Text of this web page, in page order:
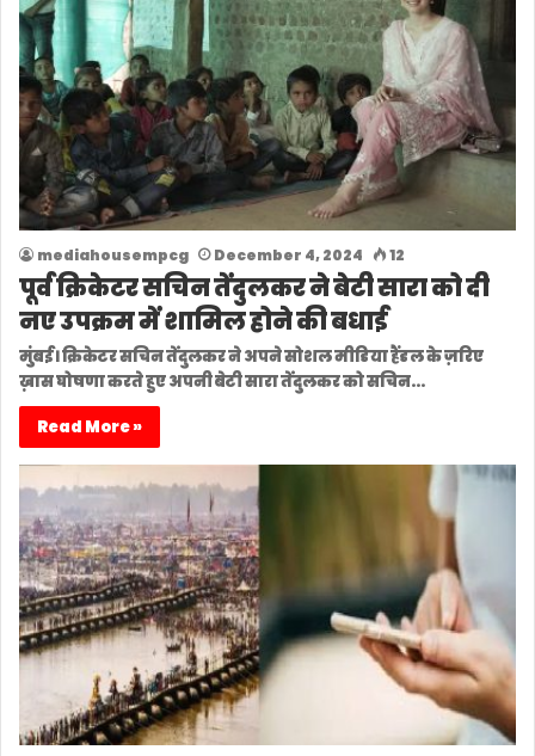
mediahousempcg December 4, 2024 12
पूर्व क्रिकेटर सचिन तेंदुलकर ने बेटी सारा को दी
नए उपक्रम में शामिल होने की बधाई
मुंबई। क्रिकेटर सचिन तेंदुलकर ने अपने सोशल मीडिया हैंडल के ज़रिए
ख़ास घोषणा करते हुए अपनी बेटी सारा तेंदुलकर को सचिन…
Read More »